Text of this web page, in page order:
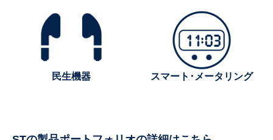
民生機器 スマート･メータリング